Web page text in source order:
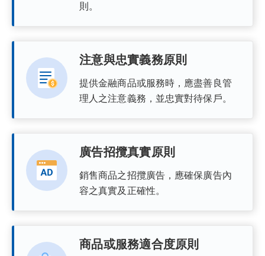
則。
注意與忠實義務原則
提供金融商品或服務時，應盡善良管
理人之注意義務，並忠實對待保戶。
廣告招攬真實原則
銷售商品之招攬廣告，應確保廣告內
容之真實及正確性。
商品或服務適合度原則